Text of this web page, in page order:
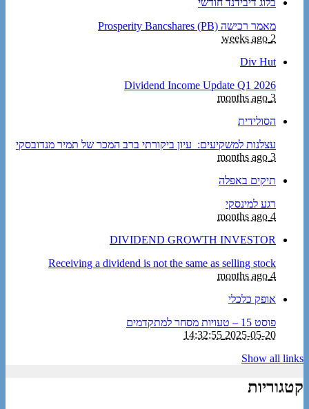
מאמר רכישה Prosperity Bancshares (PB)
2 weeks ago
Div Hut
Dividend Income Update Q1 2026
3 months ago
הסולידית
עצלנות למשקיעים: עיון ביקורתי ברב המכר של תמיר מנדובסקי
3 months ago
תיקים באפלה
רגע למינסקי
4 months ago
DIVIDEND GROWTH INVESTOR
Receiving a dividend is not the same as selling stock
4 months ago
אופק כלכלי
פוסט 15 – טעויות מסחר למתקדמים
2025-05-20 14:32:55
Show all links
קטגוריות